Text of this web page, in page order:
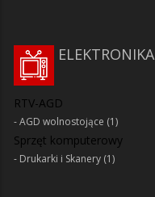
ELEKTRONIKA
RTV-AGD
AGD wolnostojące (1)
Sprzęt komputerowy
Drukarki i Skanery (1)